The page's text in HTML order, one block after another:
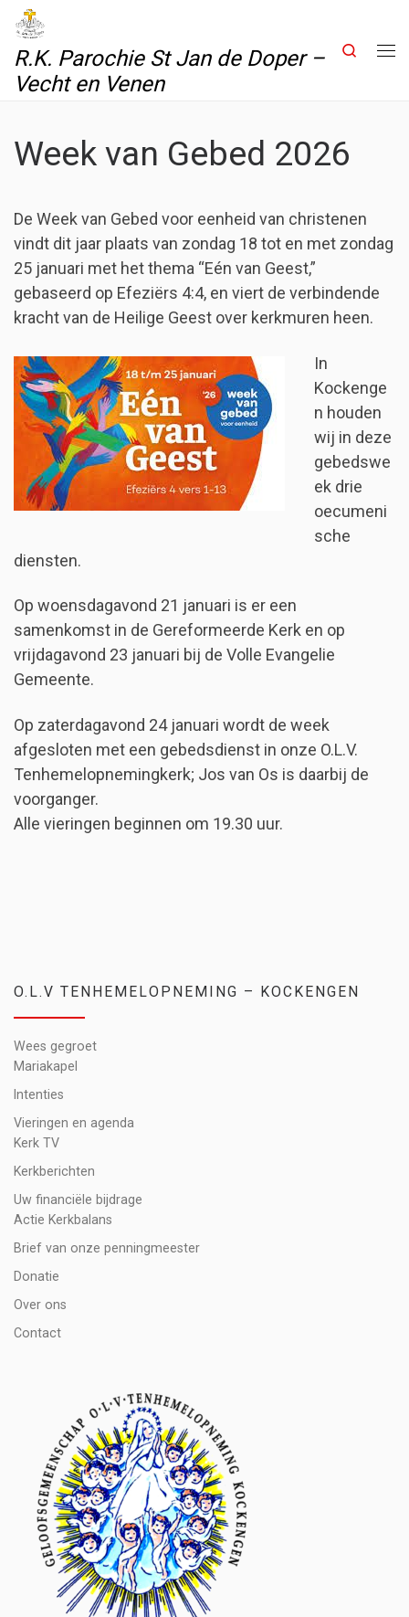
Skip to content
R.K. Parochie St Jan de Doper –
Vecht en Venen
Search
Week van Gebed 2026
De Week van Gebed voor eenheid van christenen
vindt dit jaar plaats van zondag 18 tot en met zondag
25 januari met het thema “Eén van Geest,”
gebaseerd op Efeziërs 4:4, en viert de verbindende
kracht van de Heilige Geest over kerkmuren heen.
In
Kockenge
n houden
wij in deze
gebedswe
ek drie
oecumeni
sche
diensten.
Op woensdagavond 21 januari is er een
samenkomst in de Gereformeerde Kerk en op
vrijdagavond 23 januari bij de Volle Evangelie
Gemeente.
Op zaterdagavond 24 januari wordt de week
afgesloten met een gebedsdienst in onze O.L.V.
Tenhemelopnemingkerk; Jos van Os is daarbij de
voorganger.
Alle vieringen beginnen om 19.30 uur.
O.L.V TENHEMELOPNEMING – KOCKENGEN
Wees gegroet
Mariakapel
Intenties
Vieringen en agenda
Kerk TV
Kerkberichten
Uw financiële bijdrage
Actie Kerkbalans
Brief van onze penningmeester
Donatie
Over ons
Contact